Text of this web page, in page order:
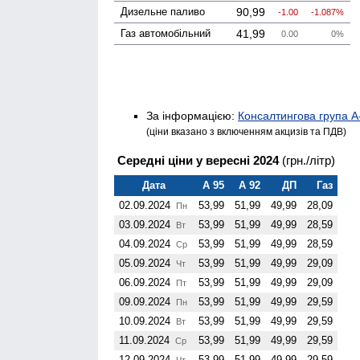
Дизельне паливо 90,99 -1.00 -1.087%
Газ авто­мобільний 41,99 0.00 0%
За інформацією: Консалтингова група
(ціни вказано з включенням акцизів та ПДВ)
Середні ціни у вересні 2024 (грн./літр)
Дата А 95 А 92 ДП
Газ
02.09.2024
Пн 53,99 51,99 49,99
28,09
03.09.2024
Вт 53,99 51,99 49,99
28,59
04.09.2024 Ср 53,99 51,99 49,99
28,59
05.09.2024
Чт 53,99 51,99 49,99
29,09
06.09.2024
Пт 53,99 51,99 49,99
29,09
09.09.2024
Пн 53,99 51,99 49,99
29,59
10.09.2024
Вт 53,99 51,99 49,99
29,59
11.09.2024 Ср 53,99 51,99 49,99
29,59